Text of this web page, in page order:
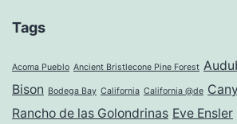
Tags
Acoma Pueblo Ancient Bristlecone Pine Forest
Bison Bodega Bay California California @de
Rancho de las Golondrinas Eve Ensler